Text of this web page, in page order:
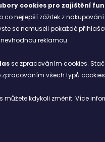
cookies pro zajištění
co nejlepší zážitek z
se nemuseli pokaždé
reklamou.
se zpracováním cookies.
všech typů cookies.
můžete kdykoli změnit. Více
představují ideální
k elegantnímu oblečení